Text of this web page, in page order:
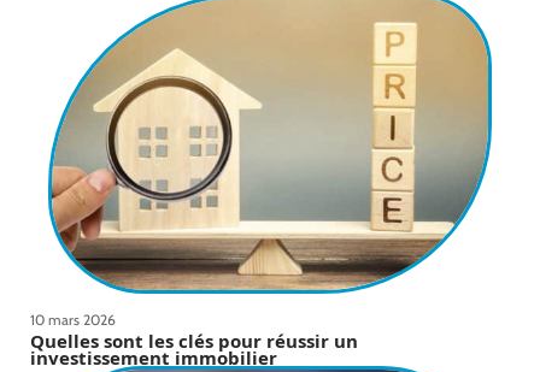
10 mars 2026
Quelles sont les clés pour réussir un
investissement immobilier